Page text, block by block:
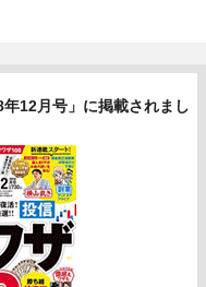
12月号」に掲載されまし